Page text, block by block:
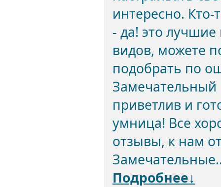
интересно.
- да! это
видов, можете
подобрать по
приветлив и
умница! Все
отзывы, к нам
Подробнее↓